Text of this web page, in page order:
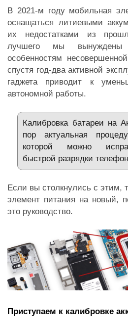
В 2021-м году мобильная
оснащаться литиевыми
их недостатками из
лучшего мы вынуждены
особенностям
спустя год-два активной
гаджета приводит к
автономной работы.
Калибровка батареи на
пор актуальная
которой можно
быстрой разрядки
Если вы столкнулись с этим,
элемент питания на новый,
это руководство.
Приступаем к калибровке